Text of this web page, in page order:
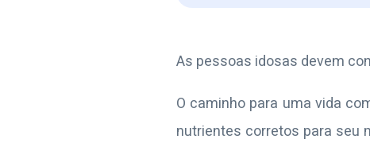
As pessoas idosas devem
O caminho para uma vida
nutrientes corretos para seu